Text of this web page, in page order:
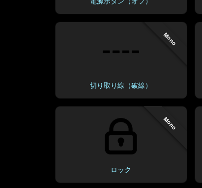
Mono
切り取り線（破線）
Mono
ロック